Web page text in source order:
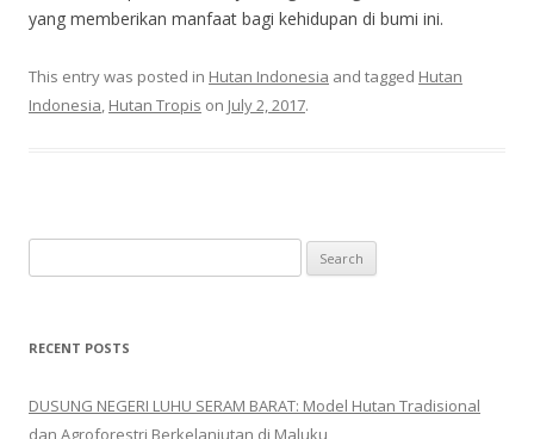
yang memberikan manfaat bagi kehidupan di bumi ini.
This entry was posted in Hutan Indonesia and tagged Hutan
Indonesia, Hutan Tropis on July 2, 2017.
RECENT POSTS
DUSUNG NEGERI LUHU SERAM BARAT: Model Hutan Tradisional
dan Agroforestri Berkelanjutan di Maluku